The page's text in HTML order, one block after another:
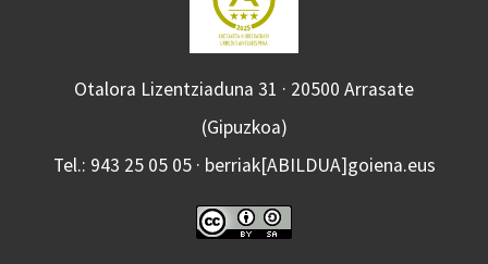
Otalora Lizentziaduna 31 · 20500 Arrasate
(Gipuzkoa)
Tel.: 943 25 05 05 · berriak[ABILDUA]goiena.eus